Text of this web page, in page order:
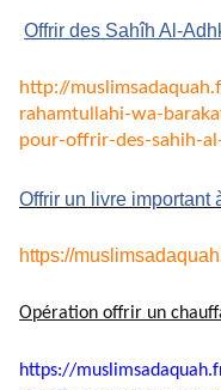
Offrir des Sahîh Al-
http://
rahamtullahi-wa-
pour-offrir-des-sahih-
Offrir un livre important
https://
Opération offrir un
https://